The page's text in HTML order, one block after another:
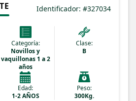
Identificador: #327034
Categoría:
Novillos y
vaquillonas 1 a 2
años
Clase:
B
Edad:
1-2 AÑOS
Peso:
300Kg.